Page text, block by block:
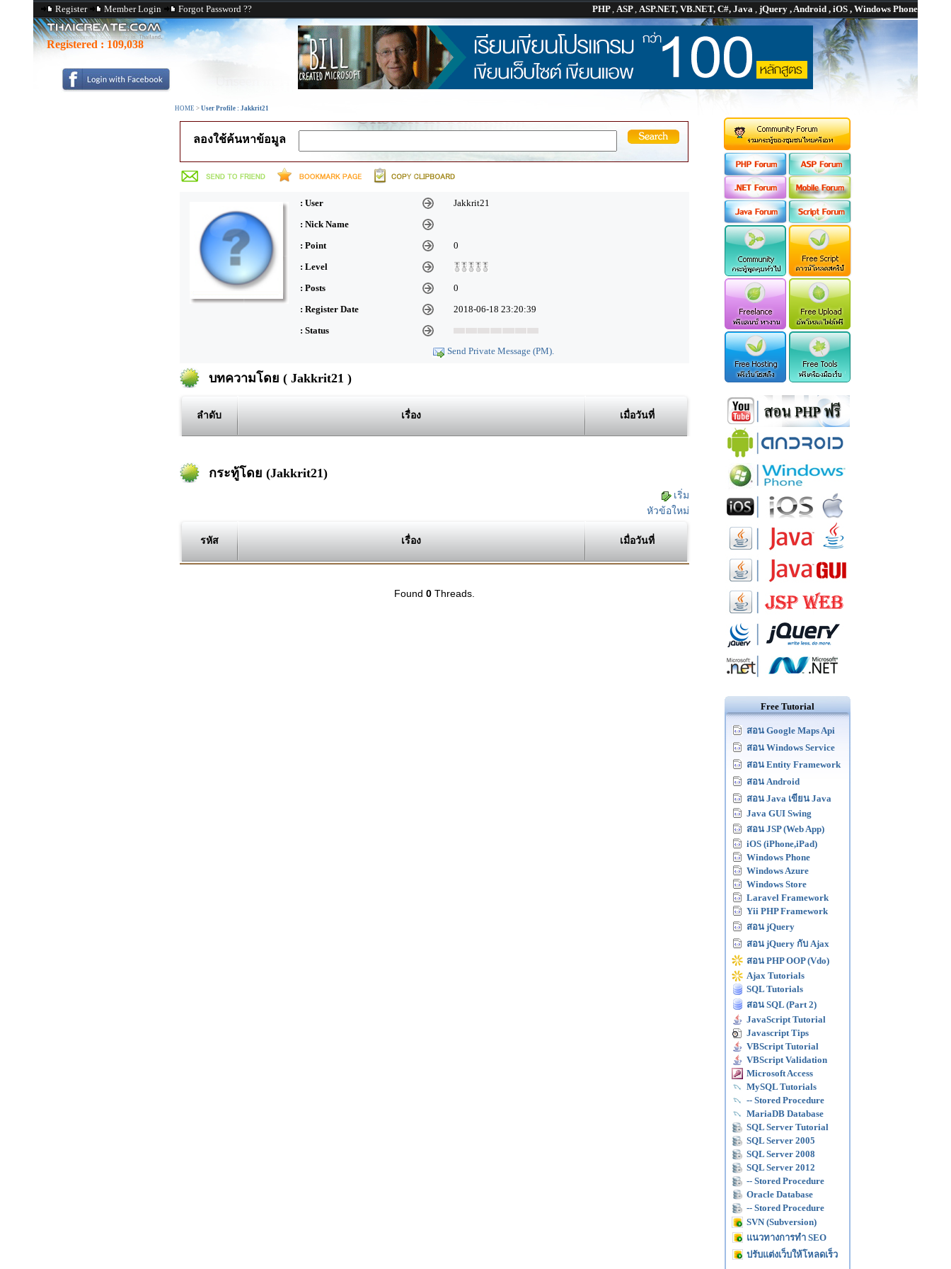
Register Member Login Forgot Password ?? PHP, ASP, ASP.NET, VB.NET, C#, Java , jQuery , Android , iOS , Windows Phone
Registered : 109,038
HOME > User Profile : Jakkrit21
ลองใช้ค้นหาข้อมูล
: User
Jakkrit21
: Nick Name
: Point
0
: Level
: Posts
0
: Register Date
2018-06-18 23:20:39
: Status
Send Private Message (PM).
บทความโดย ( Jakkrit21 )
ลำดับ เรื่อง เมื่อวันที่
กระทู้โดย (Jakkrit21)
เริ่ม
หัวข้อใหม่
รหัส เรื่อง เมื่อวันที่
Found 0 Threads.
Free Tutorial
สอน Google Maps Api
สอน Windows Service
สอน Entity Framework
สอน Android
สอน Java เขียน Java
Java GUI Swing
สอน JSP (Web App)
iOS (iPhone,iPad)
Windows Phone
Windows Azure
Windows Store
Laravel Framework
Yii PHP Framework
สอน jQuery
สอน jQuery กับ Ajax
สอน PHP OOP (Vdo)
Ajax Tutorials
SQL Tutorials
สอน SQL (Part 2)
JavaScript Tutorial
Javascript Tips
VBScript Tutorial
VBScript Validation
Microsoft Access
MySQL Tutorials
-- Stored Procedure
MariaDB Database
SQL Server Tutorial
SQL Server 2005
SQL Server 2008
SQL Server 2012
-- Stored Procedure
Oracle Database
-- Stored Procedure
SVN (Subversion)
แนวทางการทำ SEO
ปรับแต่งเว็บให้โหลดเร็ว